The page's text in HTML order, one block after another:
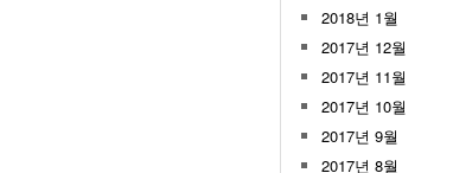
2018년 1월
2017년 12월
2017년 11월
2017년 10월
2017년 9월
2017년 8월